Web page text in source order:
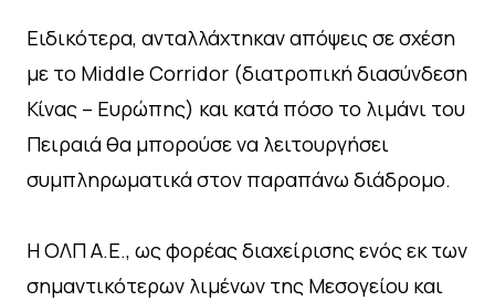
Ειδικότερα, ανταλλάχτηκαν απόψεις σε σχέση
με το Middle Corridor (διατροπική διασύνδεση
Κίνας – Ευρώπης) και κατά πόσο το λιμάνι του
Πειραιά θα μπορούσε να λειτουργήσει
συμπληρωματικά στον παραπάνω διάδρομο.
H ΟΛΠ A.E., ως φορέας διαχείρισης ενός εκ των
σημαντικότερων λιμένων της Μεσογείου και